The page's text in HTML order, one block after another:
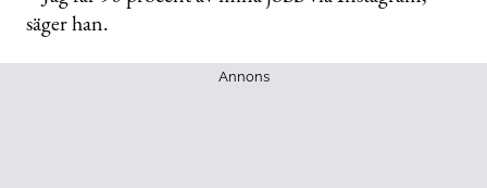
säger han.
Annons